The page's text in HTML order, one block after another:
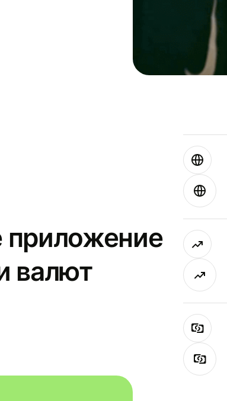
приложение
валют